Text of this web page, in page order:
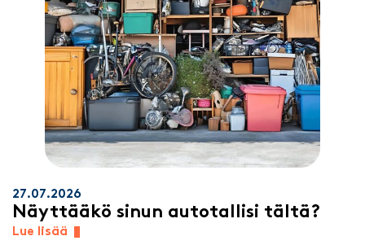
27.07.2026
Näyttääkö sinun autotallisi tältä?
Lue lisää